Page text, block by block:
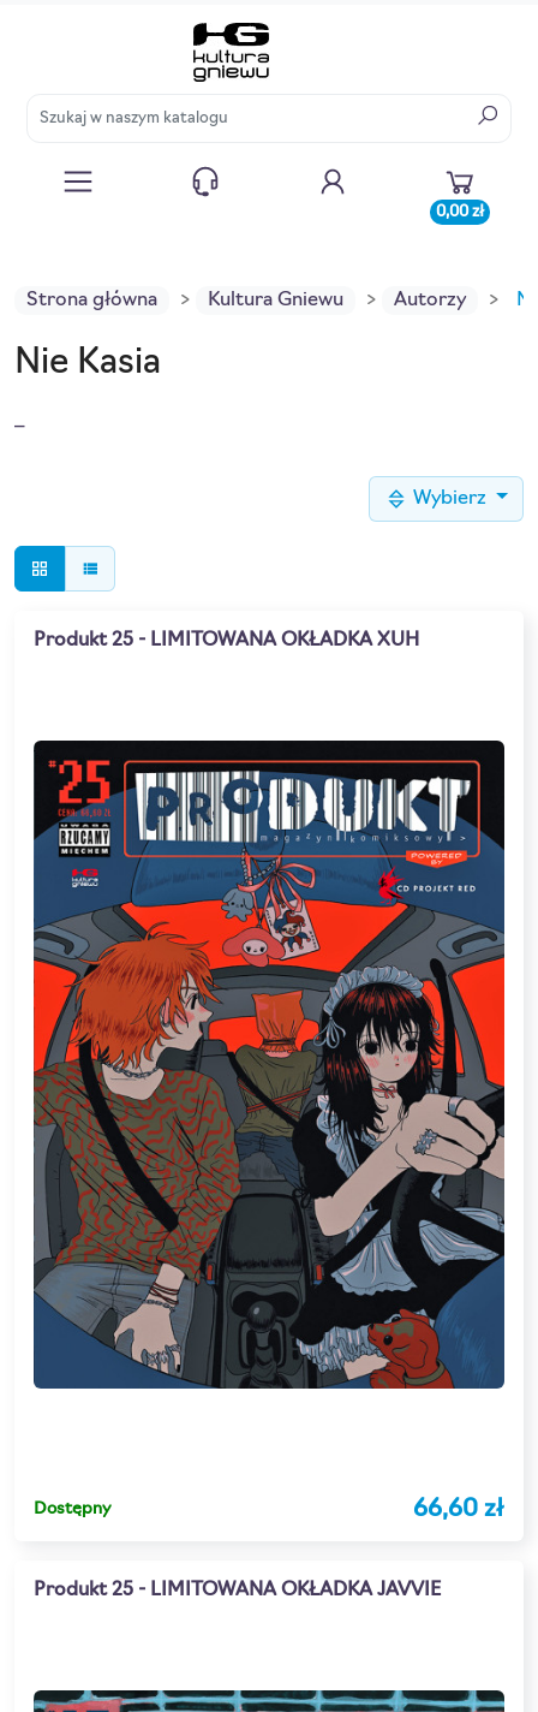
0,00 zł
Strona główna Kultura Gniewu Autorzy
Nie Kasia
Wybierz
grid_view view_list
Produkt 25 - LIMITOWANA OKŁADKA XUH
Dostępny 66,60 zł
Produkt 25 - LIMITOWANA OKŁADKA JAVVIE